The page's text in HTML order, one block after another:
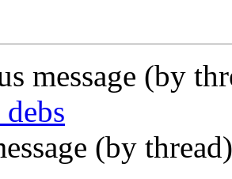
message (by
(by